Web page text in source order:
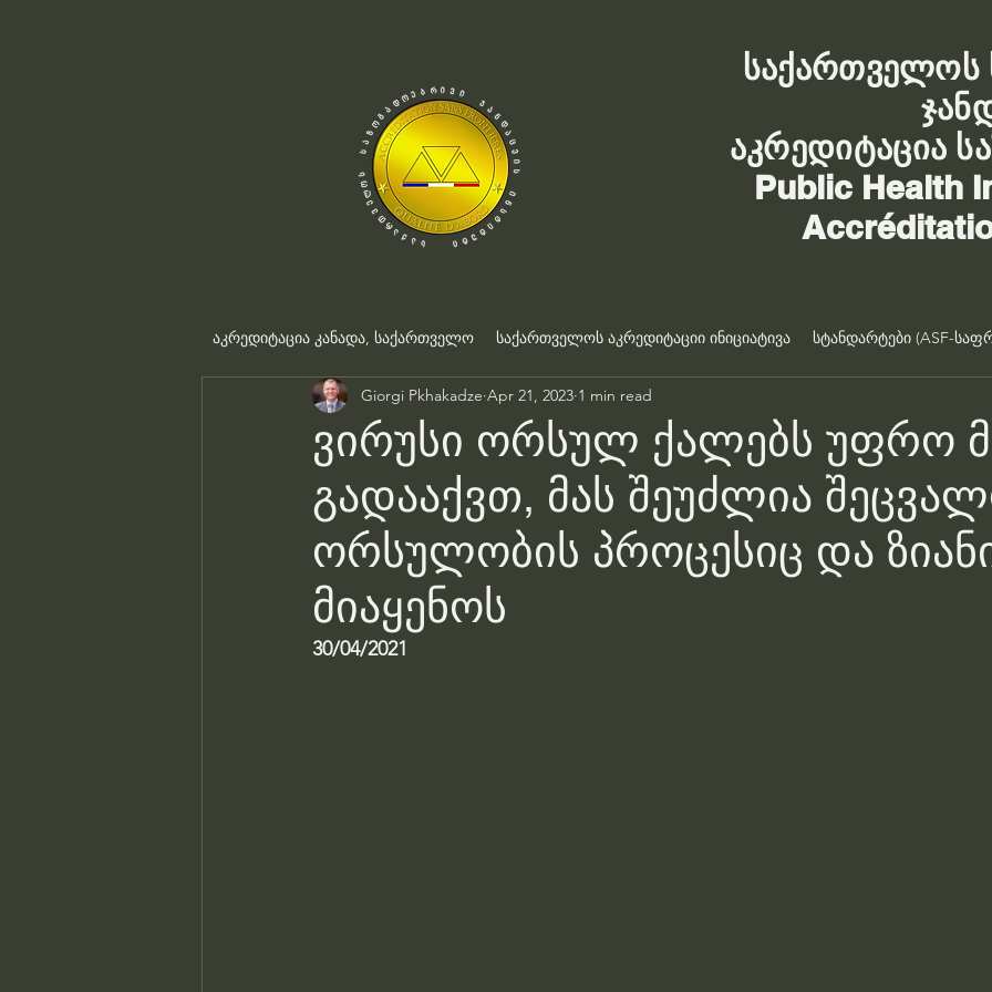
საქართველოს
აკრედიტაცია
Public Health
აკრედიტაცია კანადა, საქართველო საქართველოს აკრედიტაციი ინიციატივა სტანდარტები (ASF-
ვირუსი ორსულ ქალებს უფრო
გადააქვთ, მას შეუძლია
ორსულობის პროცესიც და
მიაყენოს
Giorgi Pkhakadze Apr 21, 2023 1 min read
30/04/2021